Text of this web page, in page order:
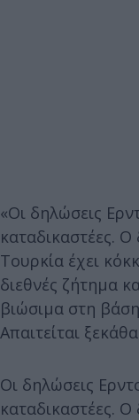
«Οι δηλώσεις
καταδικαστέες.
Τουρκία έχει
διεθνές ζήτημα
βιώσιμα στη
Απαιτείται
Οι δηλώσεις
καταδικαστέες.